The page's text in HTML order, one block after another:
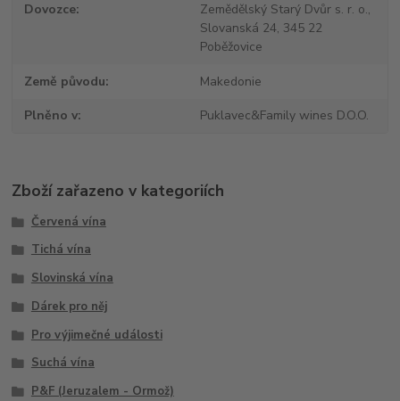
Dovozce
Zemědělský Starý Dvůr s. r. o.,
Slovanská 24, 345 22
Poběžovice
Země původu Makedonie
Plněno v Puklavec&Family wines D.O.O.
Zboží zařazeno v kategoriích
Červená vína
Tichá vína
Slovinská vína
Dárek pro něj
Pro výjimečné události
Suchá vína
P&F (Jeruzalem - Ormož)